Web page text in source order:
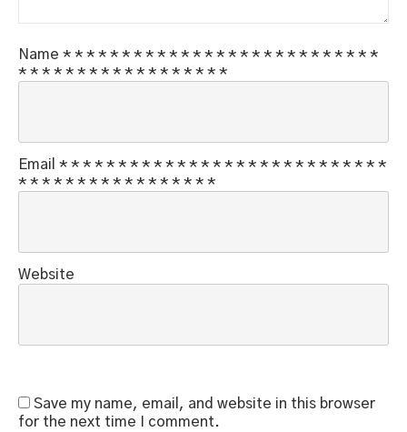
Name * * * * * * * * * * * * * * * * * * * * * * * * * * *
* * * * * * * * * * * * * * * * * *
Email * * * * * * * * * * * * * * * * * * * * * * * * * * * *
* * * * * * * * * * * * * * * * *
Website
Save my name, email, and website in this browser
for the next time I comment.